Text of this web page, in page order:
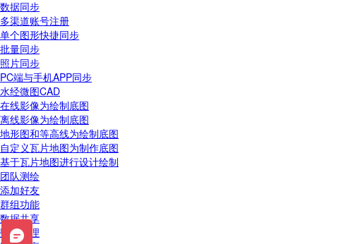
数据同步
多渠道账号注册
单个图形快捷同步
批量同步
照片同步
PC端与手机APP同步
水经微图CAD
在线影像为绘制底图
离线影像为绘制底图
地形图和等高线为绘制底图
自定义瓦片地图为制作底图
基于瓦片地图进行设计绘制
团队测绘
添加好友
群组功能
数据共享
数据管理